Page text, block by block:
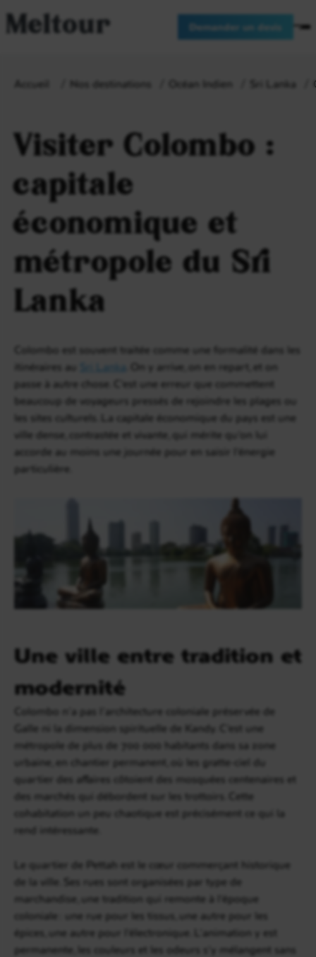
Meltour Demander un devis
Accueil Nos destinations Océan Indien Sri Lanka
Visiter Colombo :
capitale
économique et
métropole du Sri
Lanka
Colombo est souvent traitée comme une formalité dans les
itinéraires au
Sri Lanka
. On y arrive, on en repart, et on
passe à autre chose. C’est une erreur que commettent
beaucoup de voyageurs pressés de rejoindre les plages ou
les sites culturels. La capitale économique du pays est une
ville dense, contrastée et vivante, qui mérite qu’on lui
accorde au moins une journée pour en saisir l’énergie
particulière.
Une ville entre tradition et
modernité
Colombo n’a pas l’architecture coloniale préservée de
Galle ni la dimension spirituelle de Kandy. C’est une
métropole de plus de 700 000 habitants dans sa zone
urbaine, en chantier permanent, où les gratte-ciel du
quartier des affaires côtoient des mosquées centenaires et
des marchés qui débordent sur les trottoirs. Cette
cohabitation un peu chaotique est précisément ce qui la
rend intéressante.
Le quartier de Pettah est le cœur commerçant historique
de la ville. Ses rues sont organisées par type de
marchandise, une tradition qui remonte à l’époque
coloniale : une rue pour les tissus, une autre pour les
épices, une autre pour l’électronique. L’animation y est
permanente, les couleurs et les odeurs s’y mélangent sans